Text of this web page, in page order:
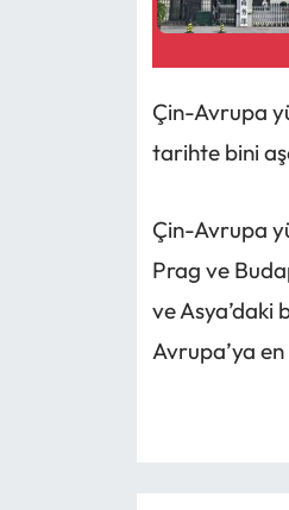
Çin-Avrupa
tarihte bini
Çin-Avrupa
Prag ve
ve Asya’daki
Avrupa’ya